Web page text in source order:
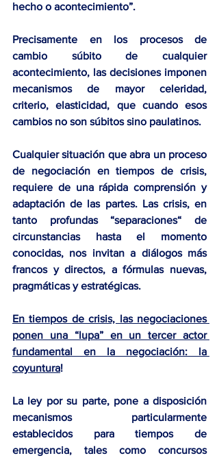
hecho o acontecimiento”.
Precisamente en los procesos de
cambio súbito de cualquier
acontecimiento, las decisiones imponen
mecanismos de mayor celeridad,
criterio, elasticidad, que cuando esos
cambios no son súbitos sino paulatinos.
Cualquier situación que abra un proceso
de negociación en tiempos de crisis,
requiere de una rápida comprensión y
adaptación de las partes. Las crisis, en
tanto profundas “separaciones“ de
circunstancias hasta el momento
conocidas, nos invitan a diálogos más
francos y directos, a fórmulas nuevas,
pragmáticas y estratégicas.
En tiempos de crisis, las negociaciones
ponen una “lupa” en un tercer actor
fundamental en la negociación: la
coyuntura!
La ley por su parte, pone a disposición
mecanismos particularmente
establecidos para tiempos de
emergencia, tales como concursos